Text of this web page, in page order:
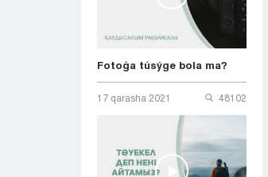
Fotoǵa túsýge bola ma?
17 qarasha 2021 48102